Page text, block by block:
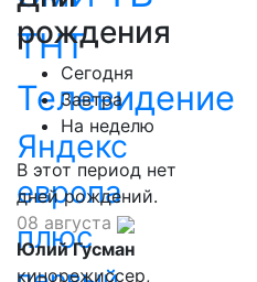
ТНТ
Телевидение
Яндекс
европа
плюс
рождения
Сегодня
Завтра
На неделю
В этот период нет
дней рождений.
08 августа
Юлий Гусман
кинорежиссер,